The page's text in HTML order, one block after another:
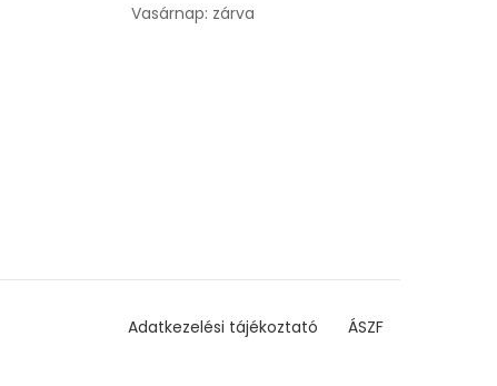
Vasárnap: zárva
Adatkezelési tájékoztató ÁSZF